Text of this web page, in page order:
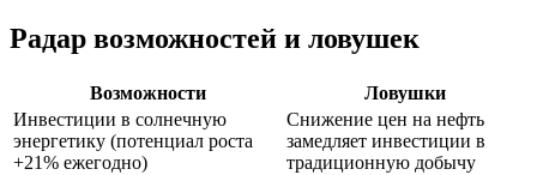
Радар возможностей и ловушек
Возможности
Ловушки
Инвестиции в солнечную
энергетику (потенциал роста
+21% ежегодно)
Снижение цен на нефть
замедляет инвестиции в
традиционную добычу